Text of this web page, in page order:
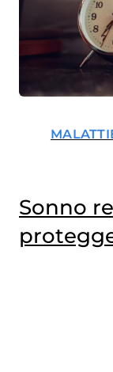
Sonno